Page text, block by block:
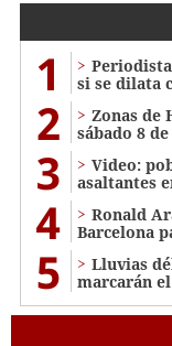
1
si se dilata
2
Zonas de
sábado 8
3
Video:
asaltantes
4
Ronald
Barcelona
5
Lluvias
marcarán